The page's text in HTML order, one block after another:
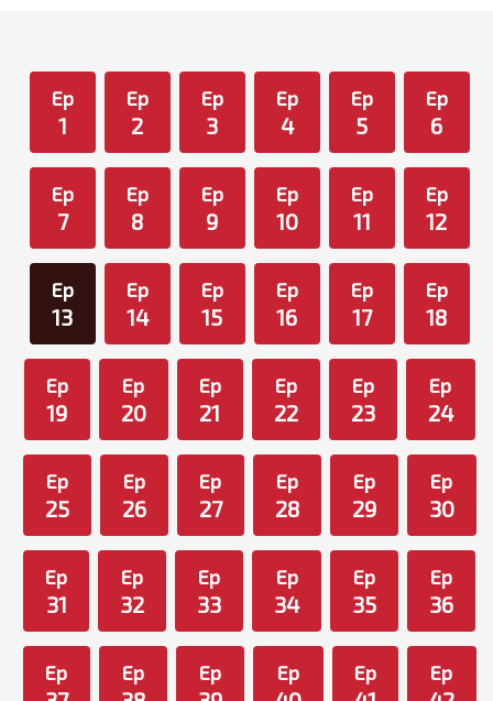
Ep
1
Ep
2
Ep
3
Ep
4
Ep
5
Ep
6
Ep
7
Ep
8
Ep
9
Ep
10
Ep
11
Ep
12
Ep
13
Ep
14
Ep
15
Ep
16
Ep
17
Ep
18
Ep
19
Ep
20
Ep
21
Ep
22
Ep
23
Ep
24
Ep
25
Ep
26
Ep
27
Ep
28
Ep
29
Ep
30
Ep
31
Ep
32
Ep
33
Ep
34
Ep
35
Ep
36
Ep Ep Ep Ep Ep Ep